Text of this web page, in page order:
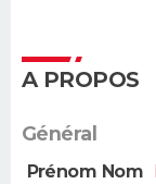
A PROPOS
Général
Prénom Nom